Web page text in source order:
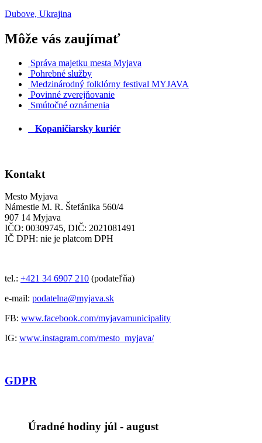
Dubove, Ukrajina
Môže vás zaujímať
Správa majetku mesta Myjava
Pohrebné služby
Medzinárodný folklórny festival MYJAVA
Povinné zverejňovanie
Smútočné oznámenia
Kopaničiarsky kuriér
Kontakt
Mesto Myjava
Námestie M. R. Štefánika 560/4
907 14 Myjava
IČO: 00309745, DIČ: 2021081491
IČ DPH: nie je platcom DPH
tel.: +421 34 6907 210 (podateľňa)
e-mail: podatelna@myjava.sk
FB: www.facebook.com/myjavamunicipality
IG: www.instagram.com/mesto_myjava/
GDPR
Úradné hodiny júl - august